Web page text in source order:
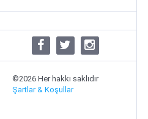
©2026 Her hakkı saklıdır
Şartlar & Koşullar